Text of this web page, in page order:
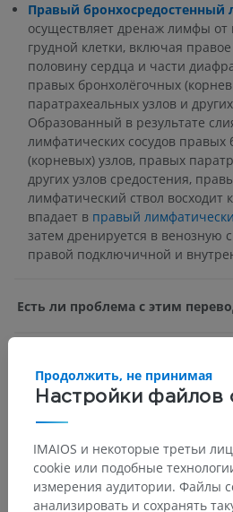
Правый бронхосредостенный
осуществляет дренаж лимфы
грудной клетки, включая
половину сердца и части
правых бронхолёгочных
паратрахеальных узлов и
Образованный в результате
лимфатических сосудов правых
(корневых) узлов, правых
других узлов средостения,
лимфатический ствол восходит
впадает в правый
затем дренируется в венозную
правой подключичной и
Есть ли проблема с этим
Галерея
Настройки файлов
Продолжить, не принимая
IMAIOS и некоторые третьи
cookie или подобные
измерения аудитории. Файлы
анализировать и сохранять